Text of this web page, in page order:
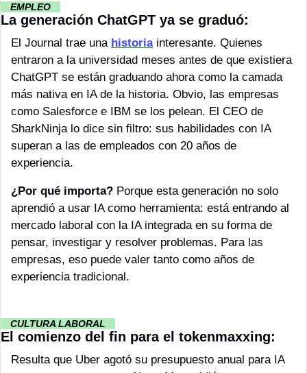
EMPLEO
La generación ChatGPT ya se graduó:
El Journal trae una historia interesante. Quienes
entraron a la universidad meses antes de que existiera
ChatGPT se están graduando ahora como la camada
más nativa en IA de la historia. Obvio, las empresas
como Salesforce e IBM se los pelean. El CEO de
SharkNinja lo dice sin filtro: sus habilidades con IA
superan a las de empleados con 20 años de
experiencia.
¿Por qué importa? Porque esta generación no solo
aprendió a usar IA como herramienta: está entrando al
mercado laboral con la IA integrada en su forma de
pensar, investigar y resolver problemas. Para las
empresas, eso puede valer tanto como años de
experiencia tradicional.
CULTURA LABORAL
El comienzo del fin para el tokenmaxxing:
Resulta que Uber agotó su presupuesto anual para IA